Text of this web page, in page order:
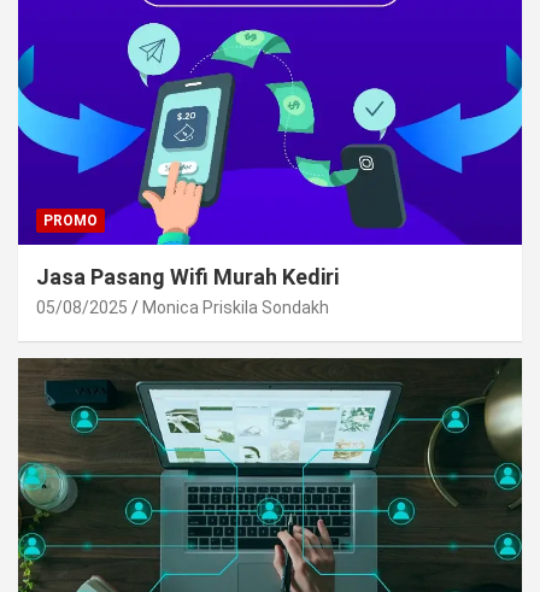
PROMO
Jasa Pasang Wifi Murah Kediri
05/08/2025 Monica Priskila Sondakh